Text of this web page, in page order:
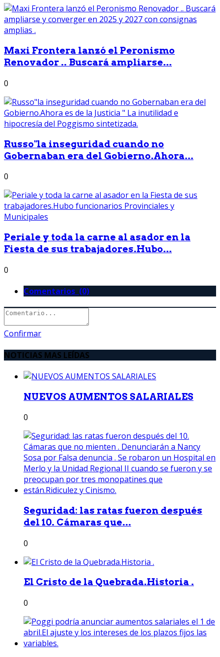
Maxi Frontera lanzó el Peronismo
Renovador .. Buscará ampliarse...
0
Russo"la inseguridad cuando no
Gobernaban era del Gobierno.Ahora...
0
Periale y toda la carne al asador en la
Fiesta de sus trabajadores.Hubo...
0
Comentarios (0)
Confirmar
NOTICIAS MAS LEÍDAS
NUEVOS AUMENTOS SALARIALES
0
Seguridad: las ratas fueron después
del 10. Cámaras que...
0
El Cristo de la Quebrada.Historia .
0